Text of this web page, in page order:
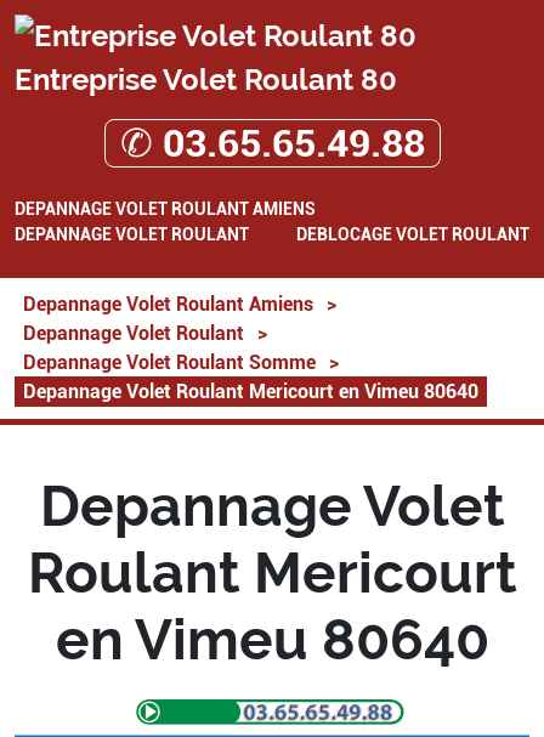
Entreprise Volet Roulant 80
✆ 03.65.65.49.88
DEPANNAGE VOLET ROULANT AMIENS
DEPANNAGE VOLET ROULANT
DEBLOCAGE VOLET ROULANT
Depannage Volet Roulant Amiens
>
Depannage Volet Roulant
>
Depannage Volet Roulant Somme
>
Depannage Volet Roulant Mericourt en Vimeu 80640
Depannage Volet
Roulant Mericourt
en Vimeu 80640